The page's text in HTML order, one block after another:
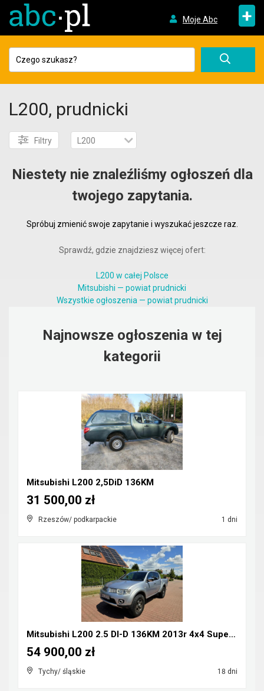
Moje Abc +
L200, prudnicki
Filtry L200
Niestety nie znaleźliśmy ogłoszeń dla
twojego zapytania.
Spróbuj zmienić swoje zapytanie i wyszukać jeszcze raz.
Sprawdź, gdzie znajdziesz więcej ofert:
L200 w całej Polsce
Mitsubishi — powiat prudnicki
Wszystkie ogłoszenia — powiat prudnicki
Najnowsze ogłoszenia w tej
kategorii
Mitsubishi L200 2,5DiD 136KM
Rzeszów/ podkarpackie 1 dni
31 500,00 zł
Mitsubishi L200 2.5 DI-D 136KM 2013r 4x4 Super Sel...
Tychy/ śląskie 18 dni
54 900,00 zł